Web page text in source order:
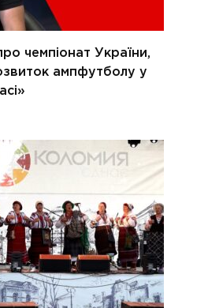
чемпіонат України,
ампфутболу у